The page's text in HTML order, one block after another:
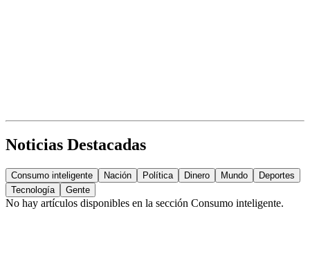
Noticias Destacadas
Consumo inteligente Nación Política Dinero Mundo
Deportes
Tecnología
Gente
No hay artículos disponibles en la sección Consumo inteligente.